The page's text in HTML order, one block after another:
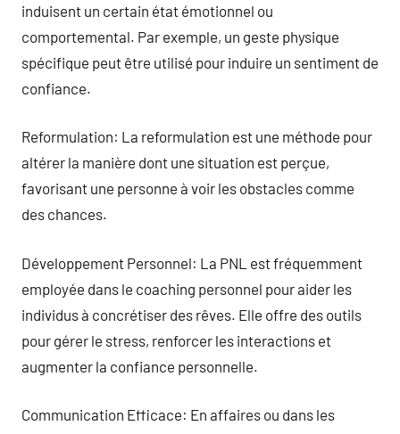
induisent un certain état émotionnel ou
comportemental. Par exemple, un geste physique
spécifique peut être utilisé pour induire un sentiment de
confiance.
Reformulation: La reformulation est une méthode pour
altérer la manière dont une situation est perçue,
favorisant une personne à voir les obstacles comme
des chances.
Développement Personnel: La PNL est fréquemment
employée dans le coaching personnel pour aider les
individus à concrétiser des rêves. Elle offre des outils
pour gérer le stress, renforcer les interactions et
augmenter la confiance personnelle.
Communication Efficace: En affaires ou dans les